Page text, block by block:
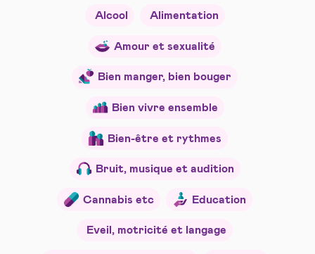
Alcool Alimentation
Amour et sexualité
Bien manger, bien bouger
Bien vivre ensemble
Bien-être et rythmes
Bruit, musique et audition
Cannabis etc Education
Eveil, motricité et langage